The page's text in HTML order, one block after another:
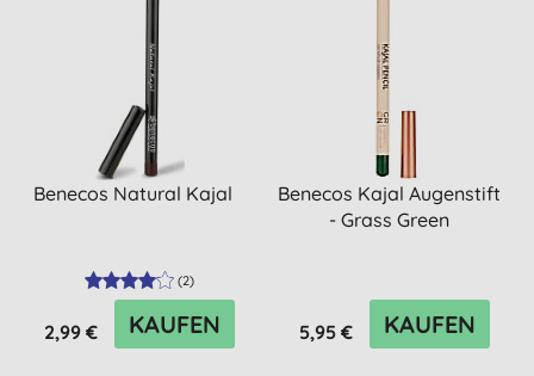
Benecos Natural Kajal
(2)
2,99 € KAUFEN
Benecos Kajal Augenstift
- Grass Green
5,95 € KAUFEN